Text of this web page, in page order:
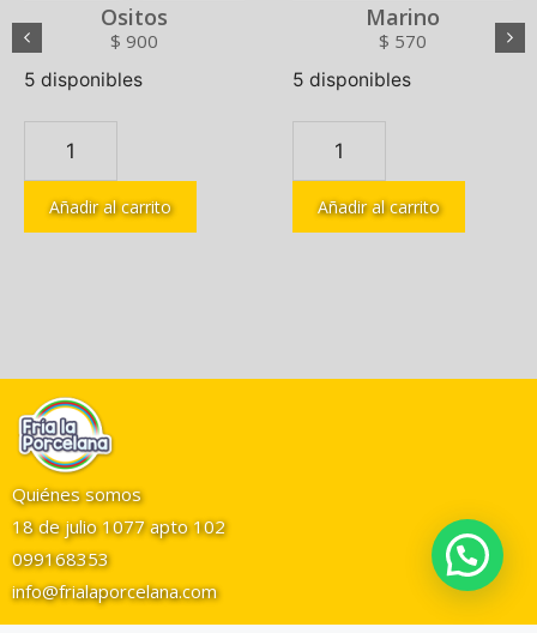
Ositos
$ 900
5 disponibles
Añadir al carrito
Marino
$ 570
5 disponibles
Añadir al carrito
Quiénes somos
18 de julio 1077 apto 102
099168353
info@frialaporcelana.com